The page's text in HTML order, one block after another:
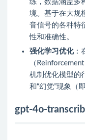
练，数据涵盖多
境。基于在大规
音信号的各种特
性和准确性。
强化学习优化：
（
机制优化模型的
和“幻觉”现象（
gpt-4o-